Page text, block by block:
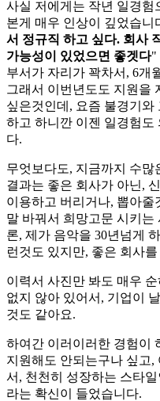
사실 저에게는 작년 일경험
본게 매우 인상이 깊었습
서 정규직 하고 싶다. 회사
가능성이 있었으면 좋겟다"
부서가 자리가 꽉차서, 6개
그래서 이번년도도 지원을
싶은것인데, 요즘 불경기와
하고 하니깐 이젠 일경험도
다.
무엇보다도, 지금까지 수많
결과는 좋은 회사가 아닌,
이용하고 버리거나, 뽑아줄
말 바꿔서 희망고문 시키는
론, 제가 음악을 30년넘게
런것도 있지만, 좋은 회사
이력서 사진만 봐도 매우
없지 않아 있어서, 기업이
것도 같아요.
하여간 이러이러한 경험이
지원해도 안되는구나 싶고
서, 천천히 성장하는 스타
라는 확신이 들었습니다.